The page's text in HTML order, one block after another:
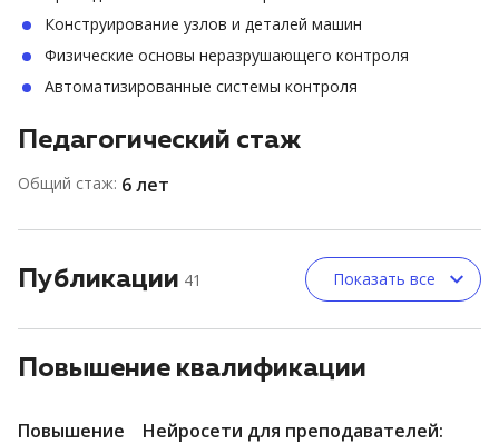
Конструирование узлов и деталей машин
Физические основы неразрушающего контроля
Автоматизированные системы контроля
Педагогический стаж
Общий стаж: 6 лет
Публикации 41 Показать все
Повышение квалификации
Повышение
Нейросети для преподавателей: